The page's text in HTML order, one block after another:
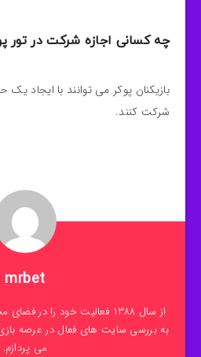
چه کسانی اجازه شرکت در تور
بازیکنان پوکر می توانند با ایجاد یک
شرکت کنند.
mrbet
از سال 1388 فعالیت خود را در
به بررسی سایت های فعال در عرصه
می پردازم.